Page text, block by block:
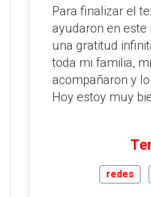
Para finalizar el
ayudaron en este
una gratitud
toda mi familia,
acompañaron y
Hoy estoy muy
redes